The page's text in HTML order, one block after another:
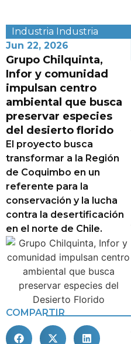
Industria Industria
Jun 22, 2026
Grupo Chilquinta,
Infor y comunidad
impulsan centro
ambiental que busca
preservar especies
del desierto florido
El proyecto busca
transformar a la Región
de Coquimbo en un
referente para la
conservación y la lucha
contra la desertificación
en el norte de Chile.
COMPARTIR